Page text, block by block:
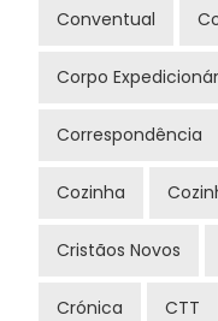
Conventual
Corpo
Correspondência
Cozinha
Cristãos Novos
Crónica CTT